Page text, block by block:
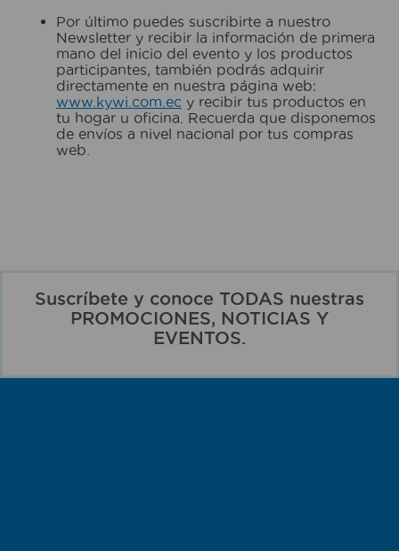
Por último puedes suscribirte a nuestro
Newsletter y recibir la información de primera
mano del inicio del evento y los productos
participantes, también podrás adquirir
directamente en nuestra página web:
www.kywi.com.ec y recibir tus productos en
tu hogar u oficina. Recuerda que disponemos
de envíos a nivel nacional por tus compras
web.
Suscríbete y conoce TODAS nuestras
PROMOCIONES, NOTICIAS Y
EVENTOS.